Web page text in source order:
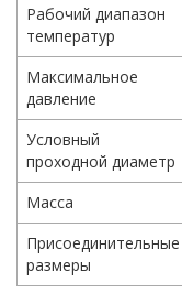
Рабочий диапазон
температур
Максимальное
давление
Условный
проходной диаметр
Масса
Присоединительные
размеры